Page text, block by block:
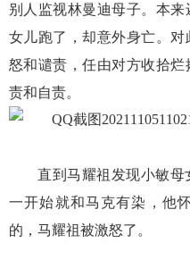
别人监视林曼迪母子。本
女儿跑了，却意外身亡。
怒和谴责，任由对方收拾
责和自责。
直到马耀祖发现小敏母
一开始就和马克有染，他
的，马耀祖被激怒了。